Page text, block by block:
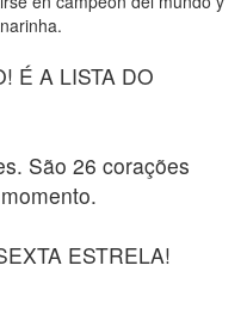
É A LISTA DO
São 26 corações
ESTRELA!